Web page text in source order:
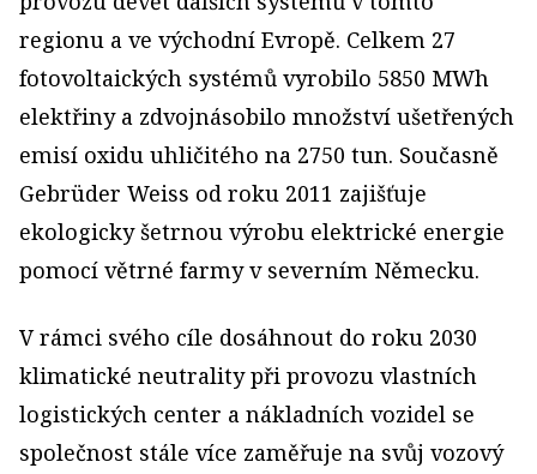
regionu a ve východní Evropě. Celkem 27
fotovoltaických systémů vyrobilo 5850 MWh
elektřiny a zdvojnásobilo množství ušetřených
emisí oxidu uhličitého na 2750 tun. Současně
Gebrüder Weiss od roku 2011 zajišťuje
ekologicky šetrnou výrobu elektrické energie
pomocí větrné farmy v severním Německu.
V rámci svého cíle dosáhnout do roku 2030
klimatické neutrality při provozu vlastních
logistických center a nákladních vozidel se
společnost stále více zaměřuje na svůj vozový